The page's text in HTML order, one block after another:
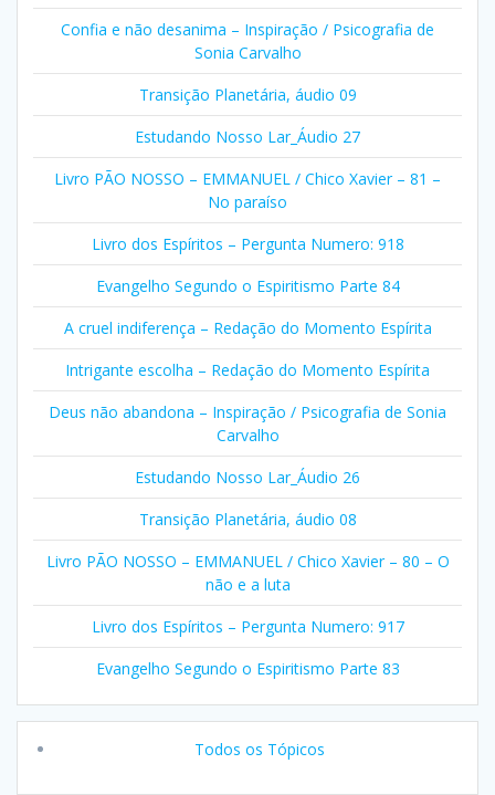
Confia e não desanima – Inspiração / Psicografia de
Sonia Carvalho
Transição Planetária, áudio 09
Estudando Nosso Lar_Áudio 27
Livro PÃO NOSSO – EMMANUEL / Chico Xavier – 81 –
No paraíso
Livro dos Espíritos – Pergunta Numero: 918
Evangelho Segundo o Espiritismo Parte 84
A cruel indiferença – Redação do Momento Espírita
Intrigante escolha – Redação do Momento Espírita
Deus não abandona – Inspiração / Psicografia de Sonia
Carvalho
Estudando Nosso Lar_Áudio 26
Transição Planetária, áudio 08
Livro PÃO NOSSO – EMMANUEL / Chico Xavier – 80 – O
não e a luta
Livro dos Espíritos – Pergunta Numero: 917
Evangelho Segundo o Espiritismo Parte 83
Todos os Tópicos